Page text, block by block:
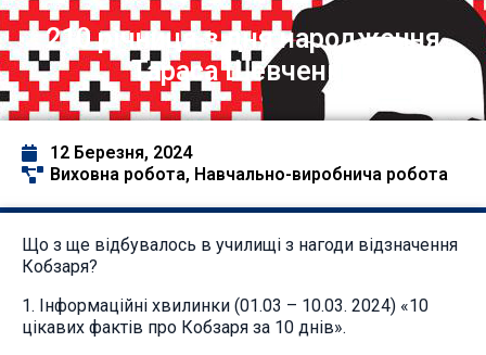
210 річниця з дня народження
Тараса Шевченка
12 Березня, 2024
Виховна робота, Навчально-виробнича робота
Що з ще відбувалось в училищі з нагоди відзначення
Кобзаря?
1. Інформаційні хвилинки (01.03 – 10.03. 2024) «10
цікавих фактів про Кобзаря за 10 днів».